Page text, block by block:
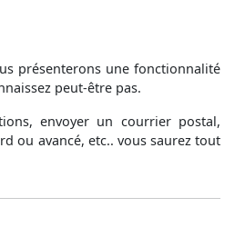
présenterons une fonctionnalité
peut-être pas.
envoyer un courrier postal,
ou avancé, etc.. vous saurez tout